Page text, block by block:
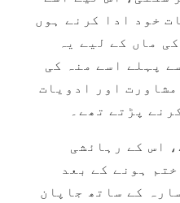
خود ادا کرنے ہوں
ماں کے لیے یہ
پہلے اسے منہ کی
اور ادویات
اس کے رہائشی
ہونے کے بعد
کے ساتھ جاپان